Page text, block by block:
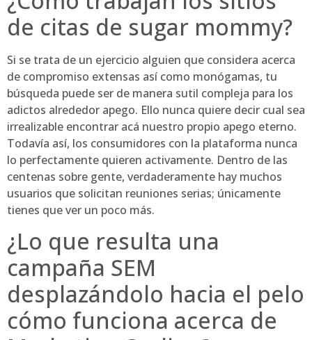
de citas de sugar mommy?
Si se trata de un ejercicio alguien que considera acerca
de compromiso extensas así­ como monógamas, tu
búsqueda puede ser de manera sutil compleja para los
adictos alrededor apego. Ello nunca quiere decir cual sea
irrealizable encontrar acá nuestro propio apego eterno.
Todavía así, los consumidores con la plataforma nunca
lo perfectamente quieren activamente. Dentro de las
centenas sobre gente, verdaderamente hay muchos
usuarios que solicitan reuniones serias; únicamente
tienes que ver un poco más.
¿Lo que resulta una
campaña SEM
desplazándolo hacia el pelo
cómo funciona acerca de